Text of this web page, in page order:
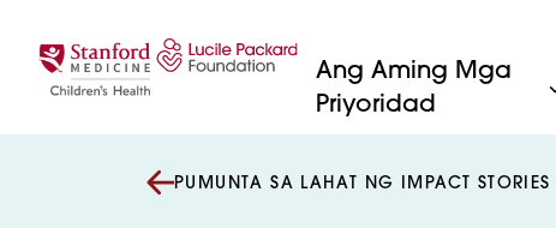
Ang Aming Mga
Priyoridad
PUMUNTA SA LAHAT NG IMPACT STORIES